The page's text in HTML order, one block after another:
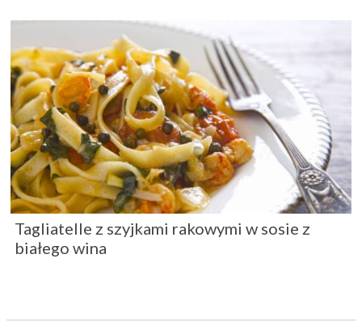
Tagliatelle z szyjkami rakowymi w sosie z
białego wina